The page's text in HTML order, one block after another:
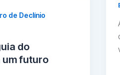
de Declínio
do
futuro